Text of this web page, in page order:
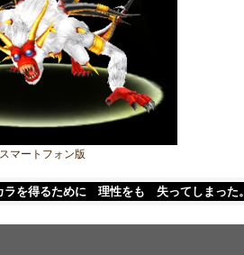
スマートフォン版
を得るために 理性をも 失ってしまった。